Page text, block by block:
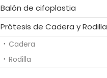
Balón de cifoplastia
Prótesis de Cadera y Rodilla
Cadera
Rodilla